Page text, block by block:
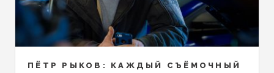
ПЁТР РЫКОВ: КАЖДЫЙ СЪЁМОЧНЫЙ